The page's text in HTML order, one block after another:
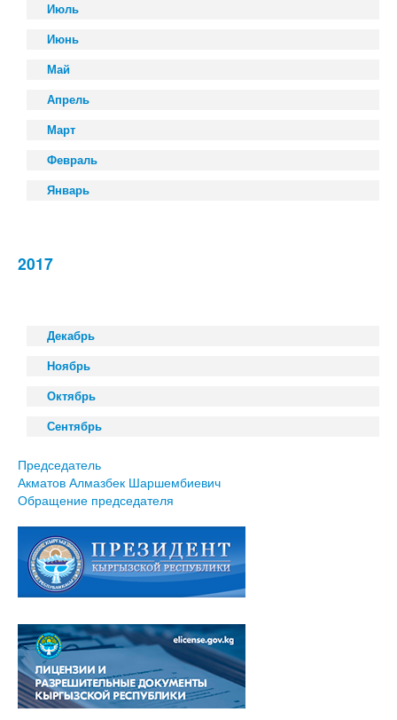
Июль
Июнь
Май
Апрель
Март
Февраль
Январь
2017
Декабрь
Ноябрь
Октябрь
Сентябрь
Председатель
Акматов Алмазбек Шаршембиевич
Обращение председателя